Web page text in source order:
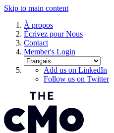
Skip to main content
À propos
Écrivez pour Nous
Contact
Member's Login
Add us on LinkedIn
Follow us on Twitter